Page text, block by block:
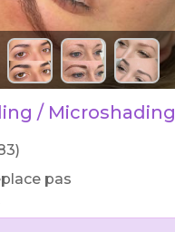
/ Microshading
pas